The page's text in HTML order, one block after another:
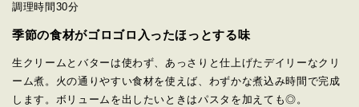
調理時間 30分
季節の食材がゴロゴロ入ったほっとする味
生クリームとバターは使わず、あっさりと仕上げたデイリーなクリ
ーム煮。火の通りやすい食材を使えば、わずかな煮込み時間で完成
します。ボリュームを出したいときはパスタを加えても◎。